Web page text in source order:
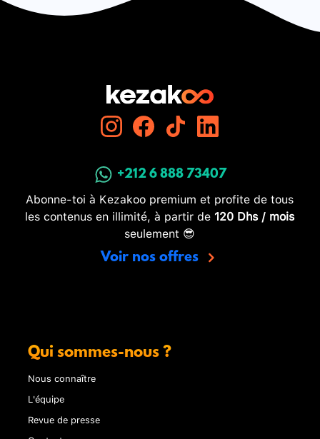
+212 6 888 73407
Abonne-toi à Kezakoo premium et profite de tous
les contenus en illimité, à partir de 120 Dhs / mois
seulement 😎
Voir nos offres
Qui sommes-nous ?
Nous connaître
L'équipe
Revue de presse